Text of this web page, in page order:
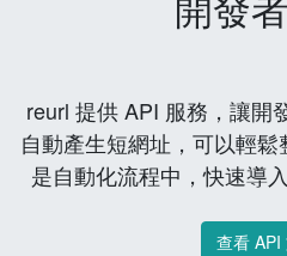
reurl 提供 API 服務，讓開
自動產生短網址，可以輕
是自動化流程中，快速導
查看 API